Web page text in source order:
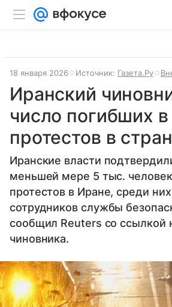
18 января 2026 Источник: Газета.Ру
Иранский
число погибших
протестов в
Иранские власти
меньшей мере 5 тыс.
протестов в Иране, среди
сотрудников службы
сообщил Reuters со ссылкой
чиновника.